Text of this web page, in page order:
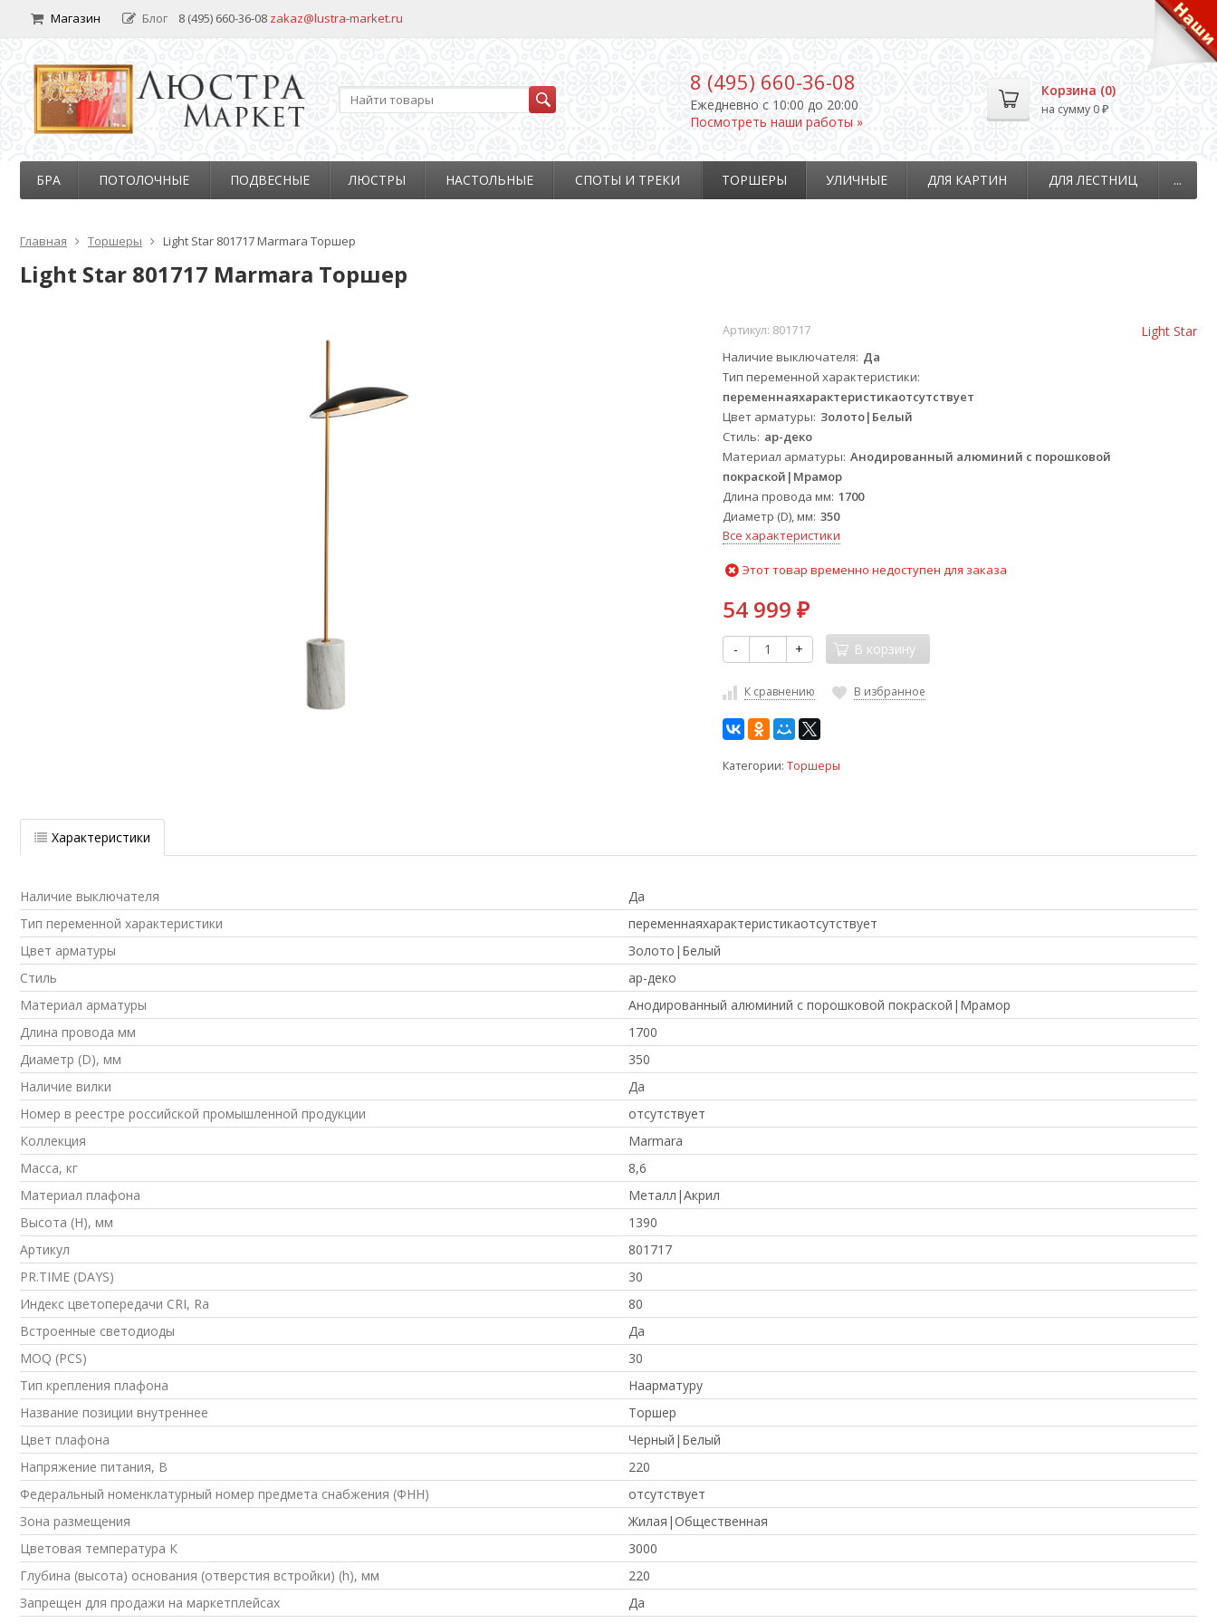
Магазин Блог 8 (495) 660-36-08 zakaz@lustra-market.ru
8 (495) 660-36-08
Ежедневно c 10:00 до 20:00
Посмотреть наши работы »
Корзина (0)
на сумму 0 ₽
БРА ПОТОЛОЧНЫЕ ПОДВЕСНЫЕ ЛЮСТРЫ НАСТОЛЬНЫЕ СПОТЫ И ТРЕКИ ТОРШЕРЫ УЛИЧНЫЕ ДЛЯ КАРТИН ДЛЯ ЛЕСТНИЦ ...
Главная Торшеры Light Star 801717 Marmara Торшер
Light Star 801717 Marmara Торшер
Light Star
Артикул: 801717
Наличие выключателя Да
Тип переменной характеристики
переменнаяхарактеристикаотсутствует
Цвет арматуры Золото|Белый
Стиль ар-деко
Материал арматуры Анодированный алюминий с порошковой
покраской|Мрамор
Длина провода мм 1700
Диаметр (D), мм 350
Все характеристики
Этот товар временно недоступен для заказа
54 999 ₽
- + В корзину
К сравнению В избранное
Категории: Торшеры
Характеристики
Наличие выключателя
Да
Тип переменной характеристики
переменнаяхарактеристикаотсутствует
Цвет арматуры
Золото|Белый
Стиль
ар-деко
Материал арматуры
Анодированный алюминий с порошковой покраской|Мрамор
Длина провода мм
1700
Диаметр (D), мм
350
Наличие вилки
Да
Номер в реестре российской промышленной продукции
отсутствует
Коллекция
Marmara
Масса, кг
8,6
Материал плафона
Металл|Акрил
Высота (H), мм
1390
Артикул
801717
PR.TIME (DAYS)
30
Индекс цветопередачи CRI, Ra
80
Встроенные светодиоды
Да
MOQ (PCS)
30
Тип крепления плафона
Наарматуру
Название позиции внутреннее
Торшер
Цвет плафона
Черный|Белый
Напряжение питания, В
220
Федеральный номенклатурный номер предмета снабжения (ФНН)
отсутствует
Зона размещения
Жилая|Общественная
Цветовая температура К
3000
Глубина (высота) основания (отверстия встройки) (h), мм
220
Запрещен для продажи на маркетплейсах
Да